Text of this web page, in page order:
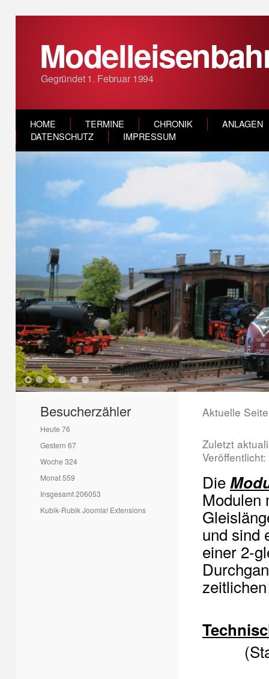
Gegründet 1. Februar 1994
HOME TERMINE CHRONIK
ANLAGEN
DATENSCHUTZ
IMPRESSUM
1 2 3 4 5 6
Besucherzähler
Heute 76
Gestern 67
Woche 324
Monat559
Insgesamt206053
Kubik-Rubik Joomla! Extensions
Aktuelle
Zuletzt
Die
Modulen
und sind
einer 2-